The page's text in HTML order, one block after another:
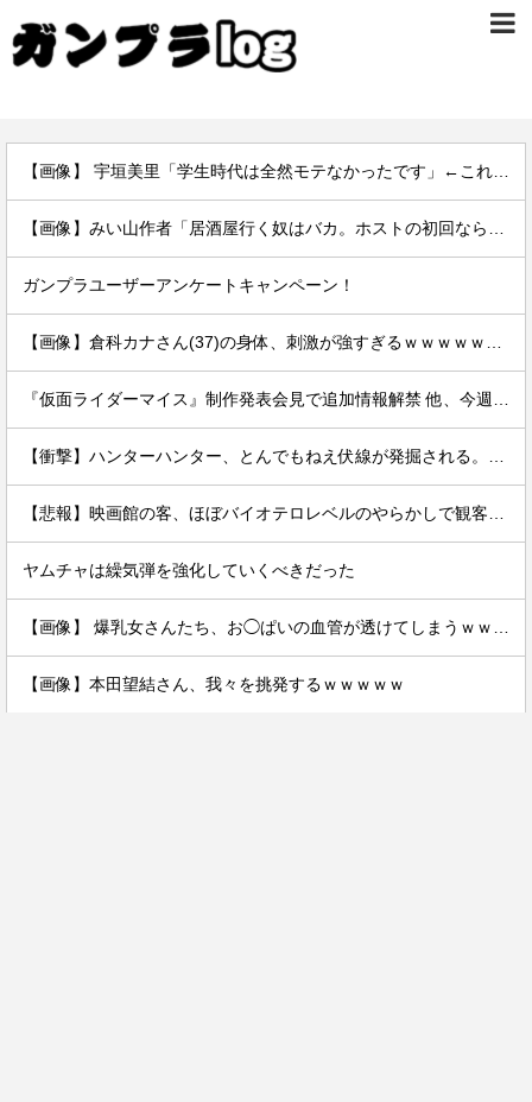
ガンプラユーザーアンケートキャンペーン！
ヤムチャは繰気弾を強化していくべきだった
【画像】本田望結さん、我々を挑発するｗｗｗｗｗ